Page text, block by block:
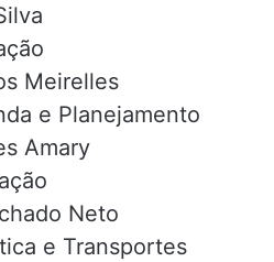
Meirelles
e Planejamento
Amary
Neto
e Transportes